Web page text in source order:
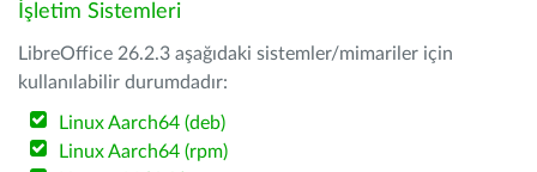
İşletim Sistemleri
LibreOffice 26.2.3 aşağıdaki sistemler/mimariler için
kullanılabilir durumdadır:
Linux Aarch64 (deb)
Linux Aarch64 (rpm)